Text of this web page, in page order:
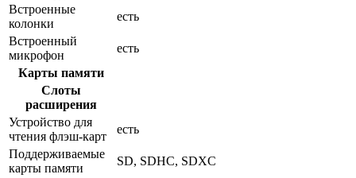
Встроенные
колонки
есть
Встроенный
микрофон
есть
Карты памяти
Слоты
расширения
Устройство для
чтения флэш-карт
есть
Поддерживаемые
карты памяти
SD, SDHC, SDXC